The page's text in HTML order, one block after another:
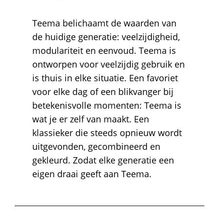
Teema belichaamt de waarden van
de huidige generatie: veelzijdigheid,
modulariteit en eenvoud. Teema is
ontworpen voor veelzijdig gebruik en
is thuis in elke situatie. Een favoriet
voor elke dag of een blikvanger bij
betekenisvolle momenten: Teema is
wat je er zelf van maakt. Een
klassieker die steeds opnieuw wordt
uitgevonden, gecombineerd en
gekleurd. Zodat elke generatie een
eigen draai geeft aan Teema.